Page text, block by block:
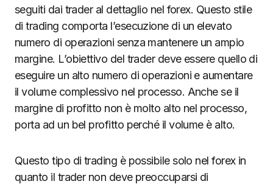
seguiti dai trader al dettaglio nel forex. Questo stile
di trading comporta l’esecuzione di un elevato
numero di operazioni senza mantenere un ampio
margine. L’obiettivo del trader deve essere quello di
eseguire un alto numero di operazioni e aumentare
il volume complessivo nel processo. Anche se il
margine di profitto non è molto alto nel processo,
porta ad un bel profitto perché il volume è alto.
Questo tipo di trading è possibile solo nel forex in
quanto il trader non deve preoccuparsi di